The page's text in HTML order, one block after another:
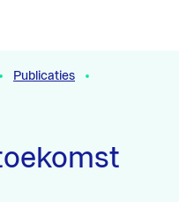
Publicaties